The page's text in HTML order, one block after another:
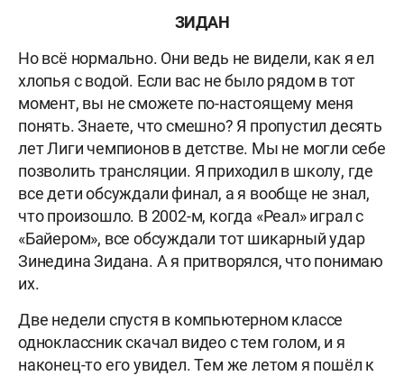
ЗИДАН
Но всё нормально. Они ведь не видели, как я ел
хлопья с водой. Если вас не было рядом в тот
момент, вы не сможете по-настоящему меня
понять. Знаете, что смешно? Я пропустил десять
лет Лиги чемпионов в детстве. Мы не могли себе
позволить трансляции. Я приходил в школу, где
все дети обсуждали финал, а я вообще не знал,
что произошло. В 2002-м, когда «Реал» играл с
«Байером», все обсуждали тот шикарный удар
Зинедина Зидана. А я притворялся, что понимаю
их.
Две недели спустя в компьютерном классе
одноклассник скачал видео с тем голом, и я
наконец-то его увидел. Тем же летом я пошёл к